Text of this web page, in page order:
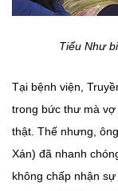
Tiểu Như
Tại bệnh viện,
trong bức thư mà
thật. Thế nhưng,
Xán) đã nhanh
không chấp nhận